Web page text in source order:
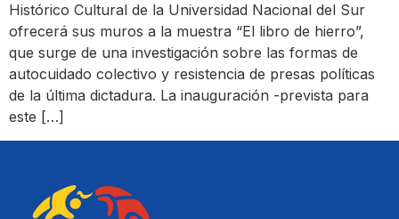
Histórico Cultural de la Universidad Nacional del Sur
ofrecerá sus muros a la muestra “El libro de hierro”,
que surge de una investigación sobre las formas de
autocuidado colectivo y resistencia de presas políticas
de la última dictadura. La inauguración -prevista para
este […]